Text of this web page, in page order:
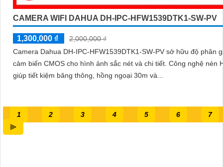
CAMERA WIFI DAHUA DH-IPC-HFW1539DTK1-SW-PV
1,300,000 ₫
2,000,000 ₫
Camera Dahua DH-IPC-HFW1539DTK1-SW-PV sở hữu độ phân
cảm biến CMOS cho hình ảnh sắc nét và chi tiết. Công nghệ nén
giúp tiết kiệm băng thông, hồng ngoại 30m và...
1 2 3 4 5 6
7
⫸